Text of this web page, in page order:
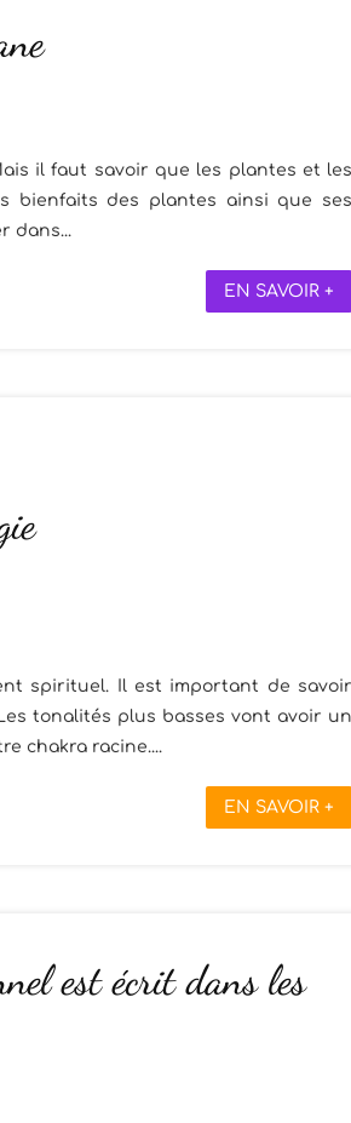
il faut savoir que les plantes et
bienfaits des plantes ainsi que
dans...
EN SAVOIR +
spirituel. Il est important de
tonalités plus basses vont avoir
chakra racine....
EN SAVOIR +
est écrit dans les